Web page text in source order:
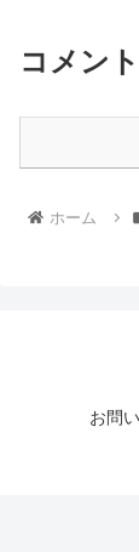
コメント
ホーム
お問